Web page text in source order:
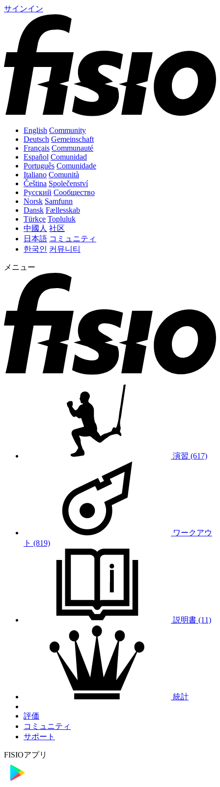
サインイン
English Community
Deutsch Gemeinschaft
Français Communauté
Español Comunidad
Português Comunidade
Italiano Comunità
Čeština Společenství
Русский Сообщество
Norsk Samfunn
Dansk Fællesskab
Türkçe Topluluk
中國人 社区
日本語 コミュニティ
한국인 커뮤니티
メニュー
演習 (617)
ワークアウ
ト (819)
説明書 (11)
統計
評価
コミュニティ
サポート
FISIOアプリ